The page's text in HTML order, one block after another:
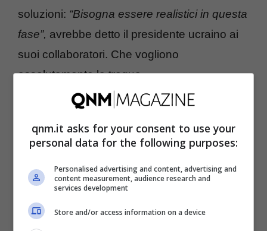
soluzioni: “Bisogna essere realistici in questa
fase”, avrebbe detto il presidente ucraino ai
suoi collaboratori. Che vogliono
assolutamente la tregua.
Trump-Zelensky, una tregua sul tavolo
La disponibilità ucraina a discutere un
cessate il fuoco incondizionato è stata
accolta positivamente dagli Stati Uniti ma
anche da tutti i principali partner europei.
qnm.it asks for your consent to use your
personal data for the following purposes:
Personalised advertising and content, advertising and
content measurement, audience research and
services development
Store and/or access information on a device